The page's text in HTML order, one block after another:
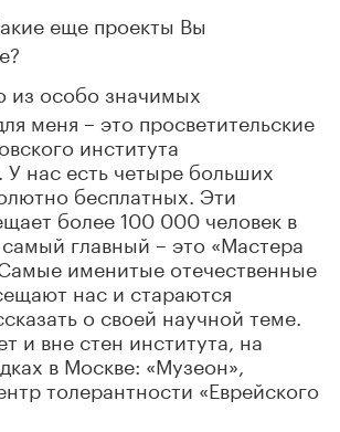
еще проекты Вы
из особо значимых
меня – это просветительские
института
У нас есть четыре больших
бесплатных. Эти
более 100 000 человек в
главный – это «Мастера
именитые отечественные
нас и стараются
о своей научной теме.
и вне стен института, на
в Москве: «Музеон»,
толерантности «Еврейского